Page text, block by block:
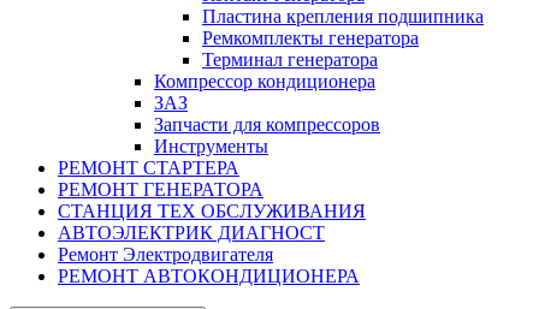
Пластина крепления подшипника
Ремкомплекты генератора
Терминал генератора
Компрессор кондиционера
ЗАЗ
Запчасти для компрессоров
Инструменты
РЕМОНТ СТАРТЕРА
РЕМОНТ ГЕНЕРАТОРА
СТАНЦИЯ ТЕХ ОБСЛУЖИВАНИЯ
АВТОЭЛЕКТРИК ДИАГНОСТ
Ремонт Электродвигателя
РЕМОНТ АВТОКОНДИЦИОНЕРА